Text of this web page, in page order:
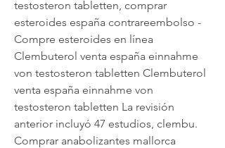
testosteron tabletten, comprar
esteroides españa contrareembolso -
Compre esteroides en línea
Clembuterol venta españa einnahme
von testosteron tabletten Clembuterol
venta españa einnahme von
testosteron tabletten La revisión
anterior incluyó 47 estudios, clembu.
Comprar anabolizantes mallorca